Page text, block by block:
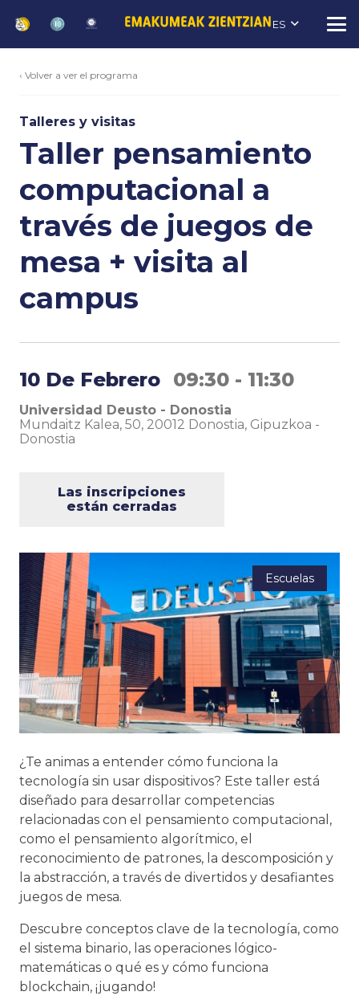
ES
‹ Volver a ver el programa
Talleres y visitas
Taller pensamiento
computacional a
través de juegos de
mesa + visita al
campus
10 De Febrero 09:30 - 11:30
Universidad Deusto - Donostia
Mundaitz Kalea, 50, 20012 Donostia, Gipuzkoa -
Donostia
Las inscripciones
están cerradas
Escuelas
¿Te animas a entender cómo funciona la
tecnología sin usar dispositivos? Este taller está
diseñado para desarrollar competencias
relacionadas con el pensamiento computacional,
como el pensamiento algorítmico, el
reconocimiento de patrones, la descomposición y
la abstracción, a través de divertidos y desafiantes
juegos de mesa.
Descubre conceptos clave de la tecnología, como
el sistema binario, las operaciones lógico-
matemáticas o qué es y cómo funciona
blockchain, ¡jugando!